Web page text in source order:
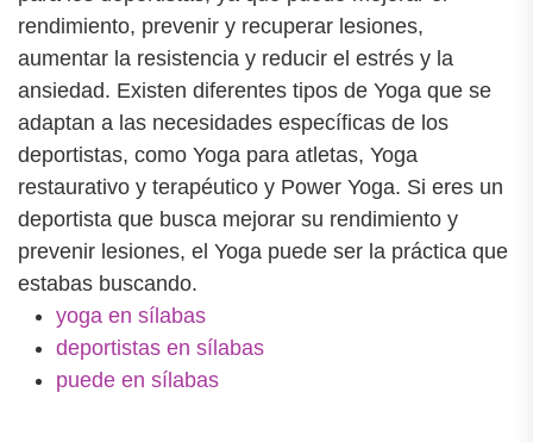
rendimiento, prevenir y recuperar lesiones,
aumentar la resistencia y reducir el estrés y la
ansiedad. Existen diferentes tipos de Yoga que se
adaptan a las necesidades específicas de los
deportistas, como Yoga para atletas, Yoga
restaurativo y terapéutico y Power Yoga. Si eres un
deportista que busca mejorar su rendimiento y
prevenir lesiones, el Yoga puede ser la práctica que
estabas buscando.
yoga en sílabas
deportistas en sílabas
puede en sílabas